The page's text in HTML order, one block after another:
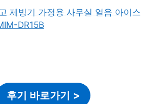
후기 바로가기 >